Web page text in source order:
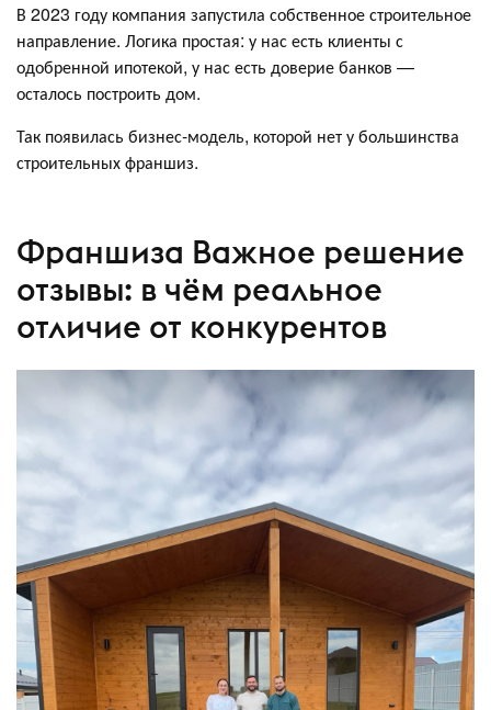
В 2023 году компания запустила собственное строительное
направление. Логика простая: у нас есть клиенты с
одобренной ипотекой, у нас есть доверие банков —
осталось построить дом.
Так появилась бизнес-модель, которой нет у большинства
строительных франшиз.
Франшиза Важное решение
отзывы: в чём реальное
отличие от конкурентов